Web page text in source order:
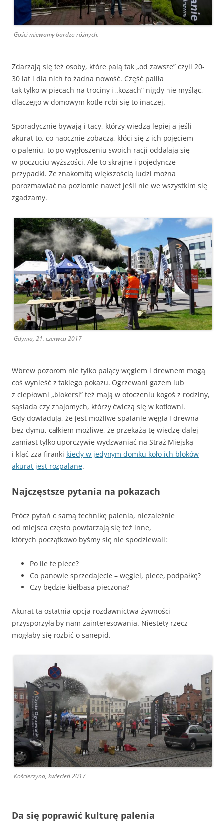
Gości miewamy bardzo różnych.
Zdarzają się też osoby, które palą tak „od zawsze” czyli 20-
30 lat i dla nich to żadna nowość. Część paliła
tak tylko w piecach na trociny i „kozach” nigdy nie myśląc,
dlaczego w domowym kotle robi się to inaczej.
Sporadycznie bywają i tacy, którzy wiedzą lepiej a jeśli
akurat to, co naocznie zobaczą, kłóci się z ich pojęciem
o paleniu, to po wygłoszeniu swoich racji oddalają się
w poczuciu wyższości. Ale to skrajne i pojedyncze
przypadki. Ze znakomitą większością ludzi można
porozmawiać na poziomie nawet jeśli nie we wszystkim się
zgadzamy.
Gdynia, 21. czerwca 2017
Wbrew pozorom nie tylko palący węglem i drewnem mogą
coś wynieść z takiego pokazu. Ogrzewani gazem lub
z ciepłowni „blokersi” też mają w otoczeniu kogoś z rodziny,
sąsiada czy znajomych, którzy ćwiczą się w kotłowni.
Gdy dowiadują, że jest możliwe spalanie węgla i drewna
bez dymu, całkiem możliwe, że przekażą tę wiedzę dalej
zamiast tylko uporczywie wydzwaniać na Straż Miejską
i kląć zza firanki kiedy w jedynym domku koło ich bloków
akurat jest rozpalane.
Najczęstsze pytania na pokazach
Prócz pytań o samą technikę palenia, niezależnie
od miejsca często powtarzają się też inne,
których początkowo byśmy się nie spodziewali:
Po ile te piece?
Co panowie sprzedajecie – węgiel, piece, podpałkę?
Czy będzie kiełbasa pieczona?
Akurat ta ostatnia opcja rozdawnictwa żywności
przysporzyła by nam zainteresowania. Niestety rzecz
mogłaby się rozbić o sanepid.
Kościerzyna, kwiecień 2017
Da się poprawić kulturę palenia